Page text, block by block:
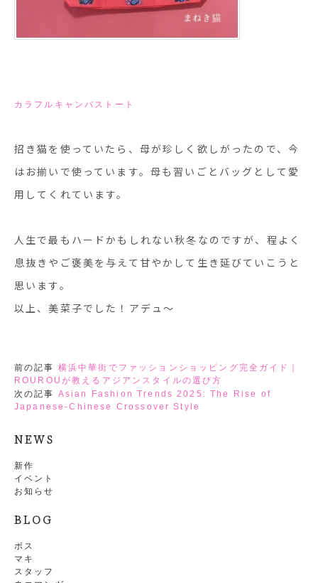
NEWS
新作
イベント
お知らせ
BLOG
ボス
マキ
スタッフ
カラフルキャンバストート
招き猫を使っていたら、母が珍しく欲しがったので、今
はお揃いで使っています。母も習いごとバッグとして愛
用してくれています。
人生で最もハードかもしれない秋冬なのですが、程よく
息抜きやご褒美を与えて甘やかして生き延びていこうと
思います。
以上、美菜子でした！アデュ〜
前の記事 横浜中華街でファッションショッピング完全ガイド｜
ROUROUが教えるアジアンスタイルの選び方
次の記事 Asian Fashion Trends 2025: The Rise of
Japanese-Chinese Crossover Style